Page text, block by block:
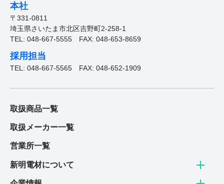
本社
〒331-0811
埼玉県さいたま市北区吉野町2-258-1
TEL: 048-667-5555 FAX: 048-653-8659
採用担当
TEL: 048-667-5565 FAX: 048-652-1909
取扱商品一覧
取扱メーカー一覧
営業所一覧
新明電材について